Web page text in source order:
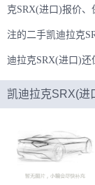
克SRX(进口)报价
注的二手凯迪拉克
迪拉克SRX(进口)还
凯迪拉克SRX(进